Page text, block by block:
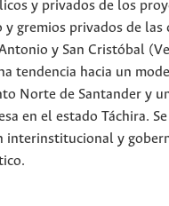
y privados de los
y gremios privados de
y San Cristóbal
tendencia hacia un
Norte de Santander y
en el estado Táchira.
interinstitucional y